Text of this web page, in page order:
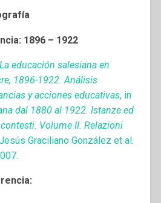
1896 – 1922
La educación salesiana en
1896-1922. Análisis
y acciones educativas, in
dal 1880 al 1922. Istanze ed
Volume II. Relazioni
Graciliano González et al.